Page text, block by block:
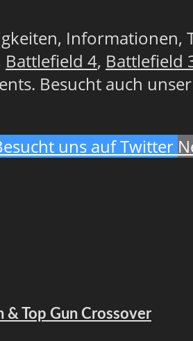
Informationen,
Battlefield 4, Battlefield
Besucht auch
uns auf Twitter
& Top Gun Crossover